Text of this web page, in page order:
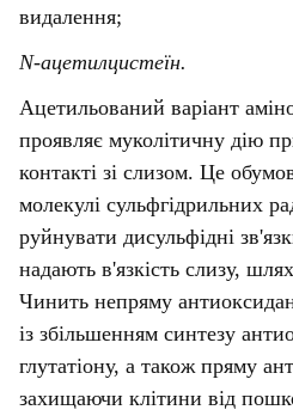
видалення;
N-ацетилцистеїн.
Ацетильований варіант
проявляє муколітичну дію
контакті зі слизом. Це
молекулі сульфгідрильних
руйнувати дисульфідні
надають в'язкість слизу,
Чинить непряму
із збільшенням синтезу
глутатіону, а також пряму
захищаючи клітини від